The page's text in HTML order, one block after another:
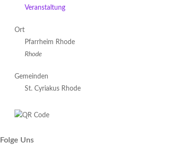
Veranstaltung
Ort
Pfarrheim Rhode
Rhode
Gemeinden
St. Cyriakus Rhode
Folge Uns